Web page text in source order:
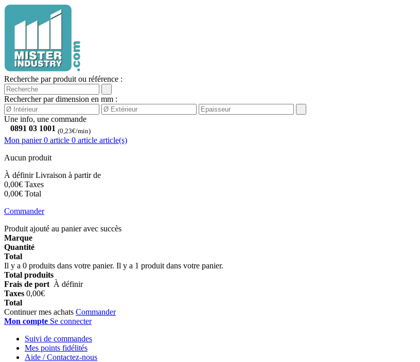
Recherche par produit ou référence :
Rechercher par dimension en mm :
Une info, une commande
0891 03 1001 (0,23€/min)
Mon panier 0 article 0 article article(s)
Aucun produit
À définirLivraison à partir de
0,00€ Taxes
0,00€ Total
Commander
Produit ajouté au panier avec succès
Marque
Quantité
Total
Il y a 0 produits dans votre panier. Il y a 1 produit dans votre panier.
Total produits
Frais de port À définir
Taxes 0,00€
Total
Continuer mes achats Commander
Mon compte Se connecter
Suivi de commandes
Mes points fidélités
Aide / Contactez-nous